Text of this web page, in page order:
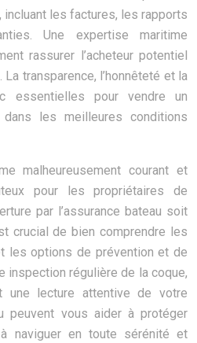
les factures, les rapports
Une expertise maritime
rassurer l’acheteur potentiel
transparence, l’honnêteté et la
essentielles pour vendre un
dans les meilleures conditions
malheureusement courant et
pour les propriétaires de
par l’assurance bateau soit
crucial de bien comprendre les
les options de prévention et de
inspection régulière de la coque,
une lecture attentive de votre
peuvent vous aider à protéger
naviguer en toute sérénité et